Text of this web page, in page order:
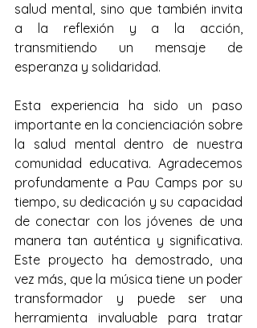
salud mental, sino que también invita
a la reflexión y a la acción,
transmitiendo un mensaje de
esperanza y solidaridad.
Esta experiencia ha sido un paso
importante en la concienciación sobre
la salud mental dentro de nuestra
comunidad educativa. Agradecemos
profundamente a Pau Camps por su
tiempo, su dedicación y su capacidad
de conectar con los jóvenes de una
manera tan auténtica y significativa.
Este proyecto ha demostrado, una
vez más, que la música tiene un poder
transformador y puede ser una
herramienta invaluable para tratar